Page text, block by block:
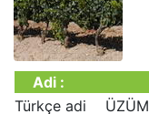
Adi :
Türkçe adi
ÜZÜM